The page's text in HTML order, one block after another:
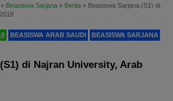
» Beasiswa Sarjana » Berita » Beasiswa Sarjana (S1) di
BEASISWA ARAB SAUDI
BEASISWA SARJANA
di Najran University, Arab